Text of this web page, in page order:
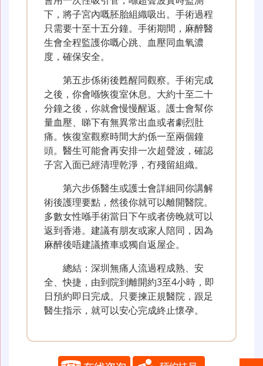
下，將子宮內嘅胚胎組織吸出。手術過程
只需要十至十五分鐘。手術期間，麻醉醫
生會全程監護你嘅心跳、血壓同血氧濃
度，確保安全。
第五步係術後甦醒同觀察。手術完成
之後，你會喺恢復室休息。大約十至二十
分鐘之後，你就會慢慢醒返。護士會幫你
量血壓、睇下有無異常出血或者劇烈肚
痛。恢復室觀察時間大約係一至兩個鐘
頭。醫生可能會再安排一次超聲波，確認
子宮入面已經清理乾淨，冇殘留組織。
第六步係醫生或護士會詳細同你講解
術後護理要點，然後你就可以離開醫院。
多數女性喺手術當日下午或者傍晚就可以
返到香港。建議有朋友或家人陪同，因為
麻醉後唔建議揸車或獨自返屋企。
總結：深圳無痛人流過程成熟、安
全、快捷，由到院到離開約3至4小時，即
日預約即日完成。只要揀正規醫院，跟足
醫生指示，就可以安心完成終止懷孕。